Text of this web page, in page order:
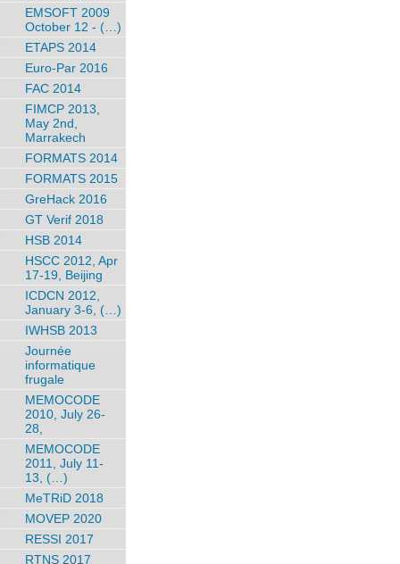
EMSOFT 2009
October 12 - (…)
ETAPS 2014
Euro-Par 2016
FAC 2014
FIMCP 2013,
May 2nd,
Marrakech
FORMATS 2014
FORMATS 2015
GreHack 2016
GT Verif 2018
HSB 2014
HSCC 2012, Apr
17-19, Beijing
ICDCN 2012,
January 3-6, (…)
IWHSB 2013
Journée
informatique
frugale
MEMOCODE
2010, July 26-
28,
MEMOCODE
2011, July 11-
13, (…)
MeTRiD 2018
MOVEP 2020
RESSI 2017
RTNS 2017